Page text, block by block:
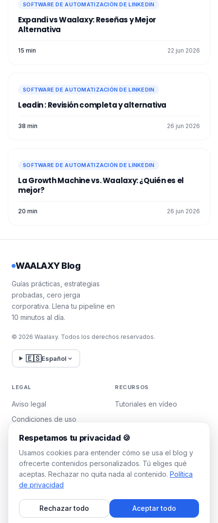
SOFTWARE DE AUTOMATIZACIÓN DE LINKEDIN
Expandi vs Waalaxy: Reseñas y Mejor
Alternativa
15 min 22 jun 2026
SOFTWARE DE AUTOMATIZACIÓN DE LINKEDIN
Leadin : Revisión completa y alternativa
38 min 26 jun 2026
SOFTWARE DE AUTOMATIZACIÓN DE LINKEDIN
La Growth Machine vs. Waalaxy: ¿Quién es el
mejor?
20 min 26 jun 2026
WAALAXY Blog
Guías prácticas, estrategias
probadas, cero jerga
corporativa. Llena tu pipeline en
10 minutos al día.
© 2026 Waalaxy. Todos los derechos reservados.
🇪🇸Español
LEGAL
Aviso legal
Condiciones de uso
Política de privacidad
Gestionar cookies
RECURSOS
Tutoriales en vídeo
WAALAXY
Plan Team
Respetamos tu privacidad 🍪
Usamos cookies para entender cómo se usa el blog y
ofrecerte contenidos personalizados. Tú eliges qué
aceptas. Rechazar no quita nada al contenido. Política
de privacidad
Rechazar todo Aceptar todo